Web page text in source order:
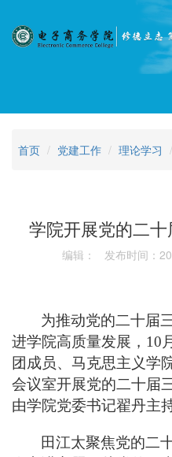
首页 党建工作 理论学习
学院开展党的二
编辑： 发布时间：
为推动党的二十届
进学院高质量发展， 10
团成员、马克思主义学
会议室开展党的二十届
由学院党委书记翟丹主
田江太聚焦党的二